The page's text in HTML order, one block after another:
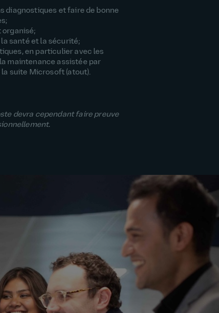
diagnostiques et faire de bonne
organisé;
santé et la sécurité;
en particulier avec les
maintenance assistée par
la suite Microsoft (atout).
devra cependant faire preuve